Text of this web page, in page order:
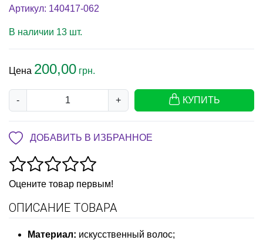
Артикул: 140417-062
В наличии 13 шт.
Цена 200,00 грн.
- + КУПИТЬ
ДОБАВИТЬ В ИЗБРАННОЕ
Оцените товар первым!
ОПИСАНИЕ ТОВАРА
Материал: искусственный волос;